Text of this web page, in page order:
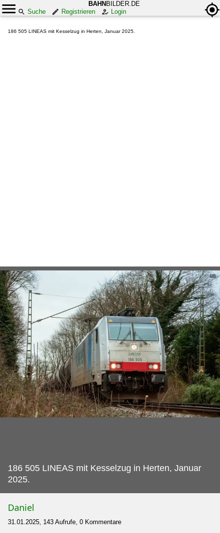
BAHN BILDER.DE
Suche
Registrieren Login
186 505 LINEAS mit Kesselzug in Herten, Januar 2025.
186 505 LINEAS mit Kesselzug in Herten, Januar
2025.
Daniel
31.01.2025, 143 Aufrufe, 0 Kommentare